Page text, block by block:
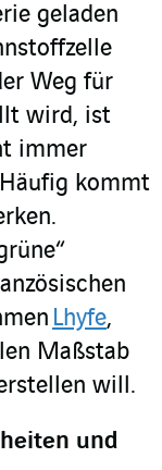
geladen
Weg für
wird, ist
immer
kommt
Lhyfe,
Maßstab
will.
und